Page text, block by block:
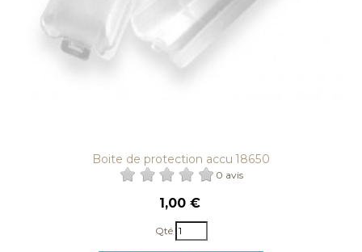
Boite de protection accu 18650
0 avis
1,00 €
Qté